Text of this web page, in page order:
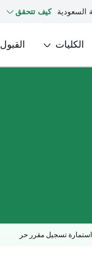
السعودية كيف تتحقق
الكليات القبول
استمارة تسجيل مقرر حر